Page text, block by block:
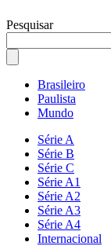
Pesquisar
Brasileiro
Paulista
Mundo
Série A
Série B
Série C
Série A1
Série A2
Série A3
Série A4
Internacional